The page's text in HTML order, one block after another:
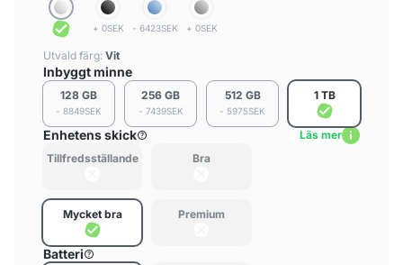
+ 0SEK - 6423SEK + 0SEK
Utvald färg: Vit
Inbyggt minne
128 GB
- 8849SEK
256 GB
- 7439SEK
512 GB
- 5975SEK
1 TB
Enhetens skick
Läs mer
Tillfredsställande
Bra
Mycket bra Premium
Batteri